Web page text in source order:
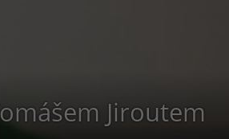
Jiroutem